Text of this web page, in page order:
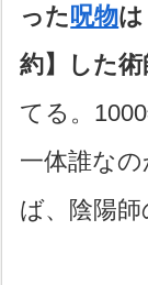
った 呪物
約】した
てる。
一体誰な
ば、陰陽師